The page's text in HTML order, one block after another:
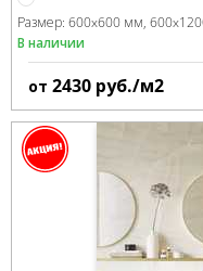
Размер: 600x600 мм
В наличии
от 2430 руб./м2